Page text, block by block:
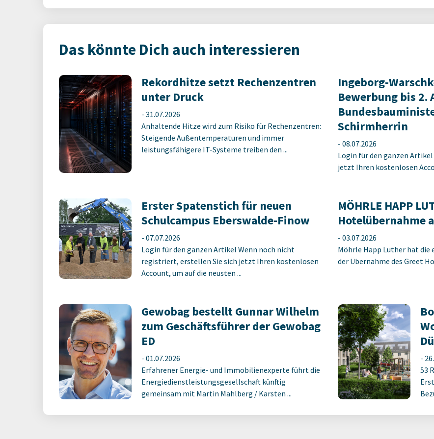
Das könnte Dich auch interessieren
Rekordhitze setzt Rechenzentren
unter Druck
- 31.07.2026
Anhaltende Hitze wird zum Risiko für Rechenzentren:
Steigende Außentemperaturen und immer
leistungsfähigere IT-Systeme treiben den ...
Ingeborg-
Bewerbung bis 2.
Schirmherrin
- 08.07.2026
Login für den ganzen
jetzt Ihren kostenlosen
Erster Spatenstich für neuen
Schulcampus Eberswalde-Finow
- 07.07.2026
Login für den ganzen Artikel Wenn noch nicht
registriert, erstellen Sie sich jetzt Ihren kostenlosen
Account, um auf die neusten ...
MÖHRLE HAPP
Hotelübernahme
- 03.07.2026
Möhrle Happ Luther hat die
der Übernahme des Greet
Gewobag bestellt Gunnar Wilhelm
zum Geschäftsführer der Gewobag
ED
- 01.07.2026
Erfahrener Energie- und Immobilienexperte führt die
Energiedienstleistungsgesellschaft künftig
gemeinsam mit Martin Mahlberg / Karsten ...
-
53